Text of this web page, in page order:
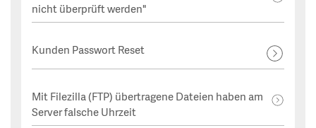
nicht überprüft werden"
Kunden Passwort Reset
Mit Filezilla (FTP) übertragene Dateien haben am
Server falsche Uhrzeit